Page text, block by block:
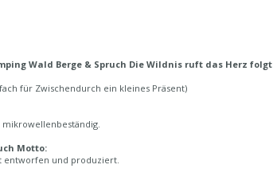
Wald Berge & Spruch Die Wildnis ruft das Herz
für Zwischendurch ein kleines Präsent)
mikrowellenbeständig.
Motto:
entworfen und produziert.